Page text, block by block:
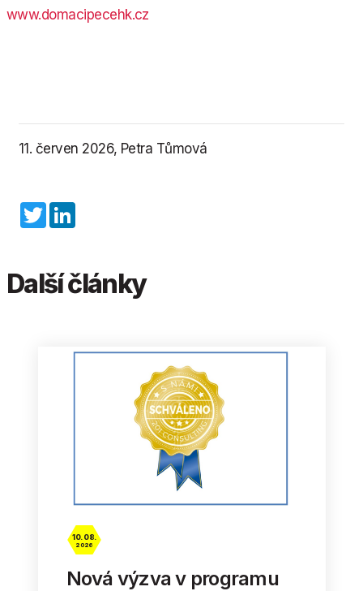
www.domacipecehk.cz
11. červen 2026, Petra Tůmová
Twitter
Další články
10. 08.
2026
Nová výzva v programu